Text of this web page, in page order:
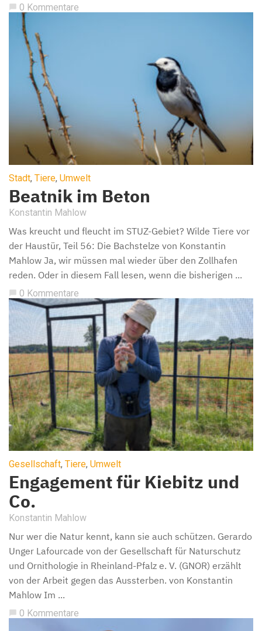
0 Kommentare
Stadt, Tiere, Umwelt
Beatnik im Beton
Konstantin Mahlow
Was kreucht und fleucht im STUZ-Gebiet? Wilde Tiere vor
der Haustür, Teil 56: Die Bachstelze von Konstantin
Mahlow Ja, wir müssen mal wieder über den Zollhafen
reden. Oder in diesem Fall lesen, wenn die bisherigen ...
0 Kommentare
Gesellschaft, Tiere, Umwelt
Engagement für Kiebitz und
Co.
Konstantin Mahlow
Nur wer die Natur kennt, kann sie auch schützen. Gerardo
Unger Lafourcade von der Gesellschaft für Naturschutz
und Ornithologie in Rheinland-Pfalz e. V. (GNOR) erzählt
von der Arbeit gegen das Aussterben. von Konstantin
Mahlow Im ...
chat_bubble 0 Kommentare